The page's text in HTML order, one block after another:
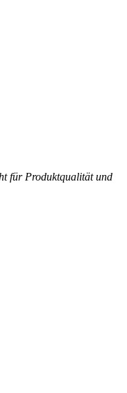
für Produktqualität und